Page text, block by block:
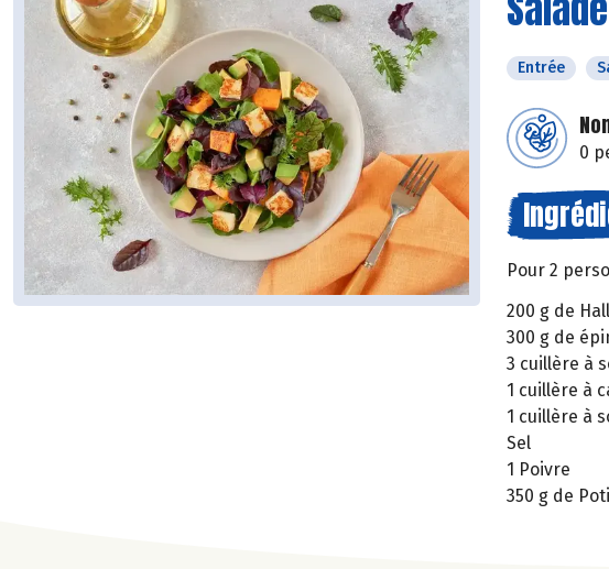
Entrée
0
Pour 2
200 g de
300 g de
3 cuillère à
1 cuillère à
1 cuillère à
Sel
1 Poivre
350 g de